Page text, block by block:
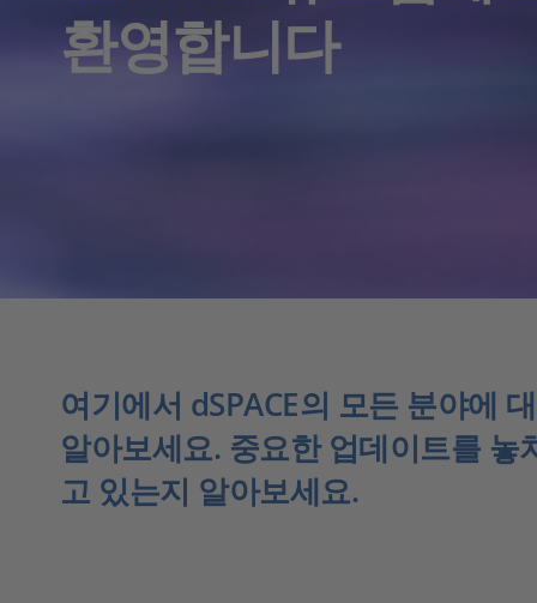
환영합니다
여기에서 dSPACE의 모든 분야에
알아보세요. 중요한 업데이트를 놓
고 있는지 알아보세요.